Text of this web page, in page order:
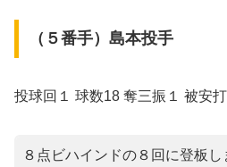
（５番手）島本投手
投球回１ 球数18 奪三振１ 被安
８点ビハインドの８回に登板し